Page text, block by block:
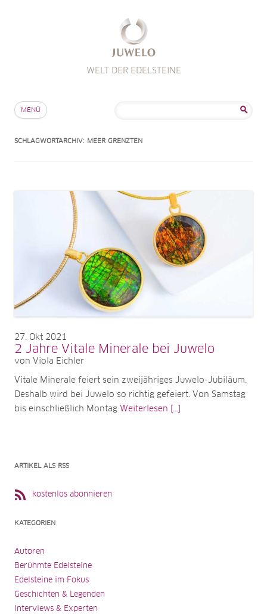
WELT DER EDELSTEINE
MENÜ
SCHLAGWORTARCHIV: MEER GRENZTEN
27 Okt 2021
2 Jahre Vitale Minerale bei Juwelo
von Viola Eichler
Vitale Minerale feiert sein zweijähriges Juwelo-Jubiläum.
Deshalb wird bei Juwelo so richtig gefeiert. Von Samstag
bis einschließlich Montag Weiterlesen [...]
ARTIKEL ALS RSS
kostenlos abonnieren
KATEGORIEN
Autoren
Berühmte Edelsteine
Edelsteine im Fokus
Geschichten & Legenden
Interviews & Experten